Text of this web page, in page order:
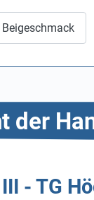
der
- TG